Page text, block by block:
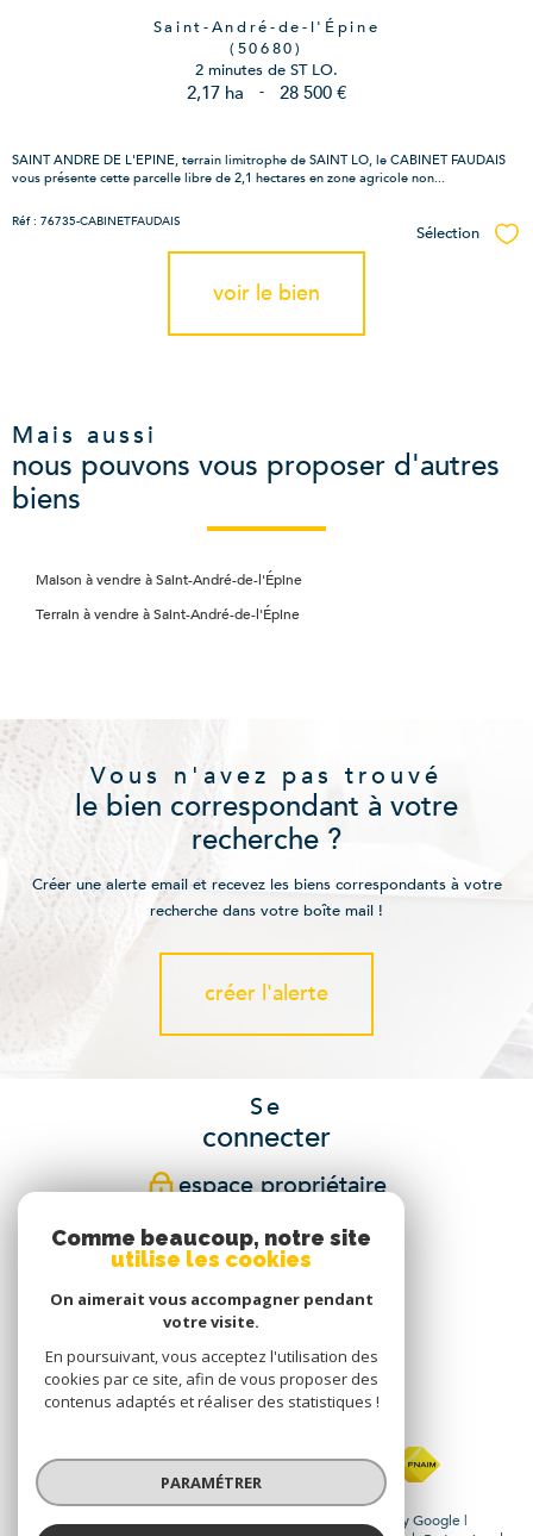
Saint-André-de-l'Épine
(50680)
2 minutes de ST LO.
2,17 ha - 28 500 €
SAINT ANDRE DE L'EPINE, terrain limitrophe de SAINT LO, le CABINET FAUDAIS
vous présente cette parcelle libre de 2,1 hectares en zone agricole non...
Réf : 76735-CABINETFAUDAIS
Sélection
voir le bien
Mais aussi
nous pouvons vous proposer d'autres
biens
Maison à vendre à Saint-André-de-l'Épine
Terrain à vendre à Saint-André-de-l'Épine
Vous n'avez pas trouvé
le bien correspondant à votre
recherche ?
Créer une alerte email et recevez les biens correspondants à votre
recherche dans votre boîte mail !
créer l'alerte
Se
connecter
espace propriétaire
Nous
suivre
Nous
adhérons
© 2026 | Tous droits réservés | Traduction powered by Google |
Comme beaucoup, notre site
utilise les cookies
On aimerait vous accompagner pendant
votre visite.
En poursuivant, vous acceptez l'utilisation des
cookies par ce site, afin de vous proposer des
contenus adaptés et réaliser des statistiques !
PARAMÉTRER